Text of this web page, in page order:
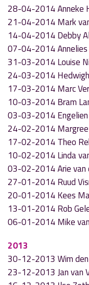
28-04-2014 Anneke
21-04-2014 Mark
14-04-2014 Debby
07-04-2014
31-03-2014 Louise
24-03-2014 Hedwigh
17-03-2014 Marc
10-03-2014 Bram
03-03-2014 Engelien
24-02-2014
17-02-2014 Theo
10-02-2014 Linda
03-02-2014 Arie van
27-01-2014 Ruud
20-01-2014 Kees
13-01-2014 Rob
06-01-2014 Mike
2013
30-12-2013 Wim
23-12-2013 Jan van